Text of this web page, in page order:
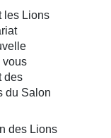
les Lions
vous
des
du Salon
des Lions